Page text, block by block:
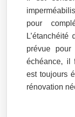
pour
prévue
échéance, il
est toujours
rénovation